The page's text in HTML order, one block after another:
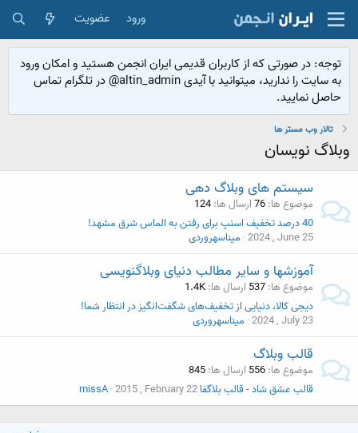
ورود عضویت
توجه: در صورتی که از کاربران قدیمی ایران انجمن هستید و امکان ورود
به سایت را ندارید، میتوانید با آیدی altin_admin@ در تلگرام تماس
حاصل نمایید.
تالار وب مستر ها
وبلاگ نویسان
سیستم های وبلاگ دهی
موضوع ها 76ارسال ها 124
40 درصد تخفیف اسنپ برای رفتن به الماس شرق مشهد!
2024 , June 25 میناسهروردی
آموزشها و سایر مطالب دنیای وبلاگنویسی
موضوع ها 537 ارسال ها 1.4K
دیجی کالا، دنیایی از تخفیف‌های شگفت‌انگیز در انتظار شما!
2024 , July 23 میناسهروردی
قالب وبلاگ
موضوع ها 556 ارسال ها 845
قالب عشق شاد - قالب بلاگفا2015 , February 22
missA